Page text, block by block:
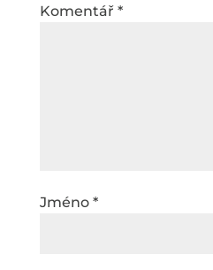
Komentář *
Jméno *